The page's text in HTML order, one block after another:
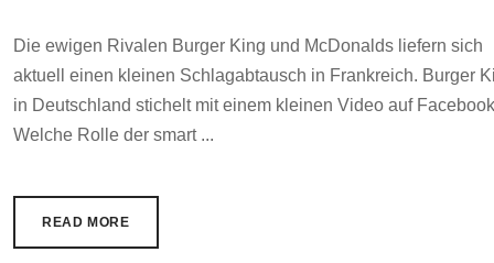
Die ewigen Rivalen Burger King und McDonalds liefern sich
aktuell einen kleinen Schlagabtausch in Frankreich. Burger
in Deutschland stichelt mit einem kleinen Video auf
Welche Rolle der smart ...
READ MORE